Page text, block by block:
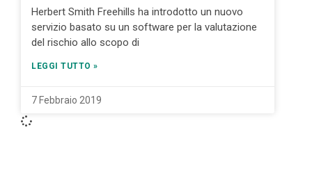
Herbert Smith Freehills ha introdotto un nuovo
servizio basato su un software per la valutazione
del rischio allo scopo di
LEGGI TUTTO »
7 Febbraio 2019